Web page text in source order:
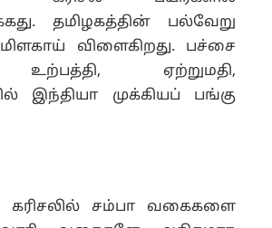
தமிழகத்தின் பல்வேறு
மிளகாய் விளைகிறது. பச்சை
உற்பத்தி, ஏற்றுமதி,
இந்தியா முக்கியப் பங்கு
கரிசலில் சம்பா வகைகளை